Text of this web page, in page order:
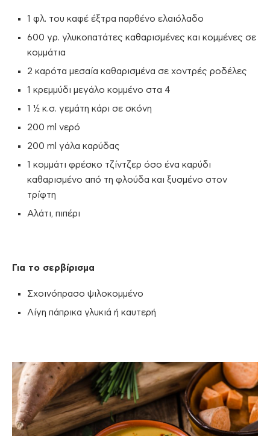
1 φλ. του καφέ έξτρα παρθένο ελαιόλαδο
600 γρ. γλυκοπατάτες καθαρισμένες και κομμένες σε
κομμάτια
2 καρότα μεσαία καθαρισμένα σε χοντρές ροδέλες
1 κρεμμύδι μεγάλο κομμένο στα 4
1 ½ κ.σ. γεμάτη κάρι σε σκόνη
200 ml νερό
200 ml γάλα καρύδας
1 κομμάτι φρέσκο τζίντζερ όσο ένα καρύδι
καθαρισμένο από τη φλούδα και ξυσμένο στον
τρίφτη
Αλάτι, πιπέρι
Για το σερβίρισμα
Σχοινόπρασο ψιλοκομμένο
Λίγη πάπρικα γλυκιά ή καυτερή